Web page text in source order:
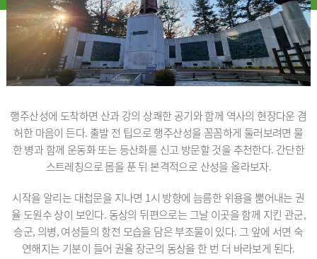
행주산성에 도착하면 산과 강의 상쾌한 공기와 함께 역사의 현장다운 겸
허한 마음이 든다. 출발 전 팁으로 행주산성을 꼼꼼하게 둘러보려면 물
한 병과 함께 운동화 또는 등산화를 신고 방문할 것을 추천한다. 간단한
스트레칭으로 몸을 푼 뒤 본격적으로 산성을 올라보자.
시작을 알리는 대첩문을 지나면 1시 방향에 늠름한 위용을 뿜어내는 권
율 도원수 상이 보인다. 동상의 뒤편으로는 그날 이곳을 함께 지킨 관군,
승군, 의병, 여성들의 항전 모습을 담은 부조물이 있다. 그 앞에 서면 숙
연해지는 기분이 들어 권율 장군의 동상을 한 번 더 바라보게 된다.